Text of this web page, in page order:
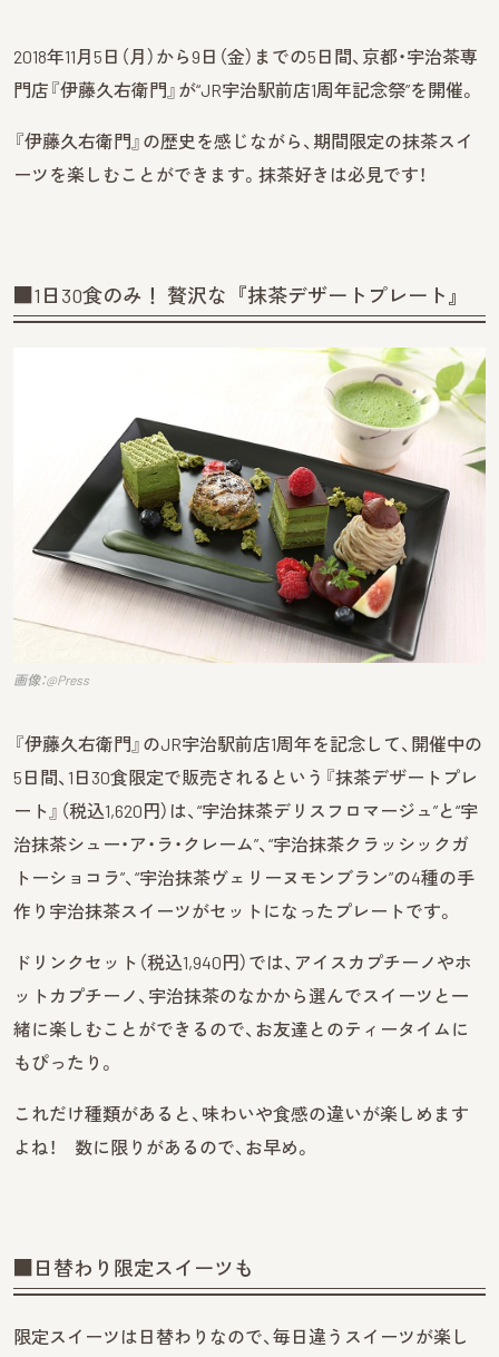
2018年11月5日（月）から9日（金）までの5日間、京都・宇治茶専
門店『伊藤久右衛門』が“JR宇治駅前店1周年記念祭”を開催。
『伊藤久右衛門』の歴史を感じながら、期間限定の抹茶スイ
ーツを楽しむことができます。抹茶好きは必見です！
■1日30食のみ！ 贅沢な『抹茶デザートプレート』
画像：@Press
『伊藤久右衛門』のJR宇治駅前店1周年を記念して、開催中の
5日間、1日30食限定で販売されるという『抹茶デザートプレ
ート』（税込1,620円）は、“宇治抹茶デリスフロマージュ”と“宇
治抹茶シュー・ア・ラ・クレーム”、“宇治抹茶クラッシックガ
トーショコラ”、“宇治抹茶ヴェリーヌモンブラン”の4種の手
作り宇治抹茶スイーツがセットになったプレートです。
ドリンクセット（税込1,940円）では、アイスカプチーノやホ
ットカプチーノ、宇治抹茶のなかから選んでスイーツと一
緒に楽しむことができるので、お友達とのティータイムに
もぴったり。
これだけ種類があると、味わいや食感の違いが楽しめます
よね！ 数に限りがあるので、お早め。
■日替わり限定スイーツも
限定スイーツは日替わりなので、毎日違うスイーツが楽し